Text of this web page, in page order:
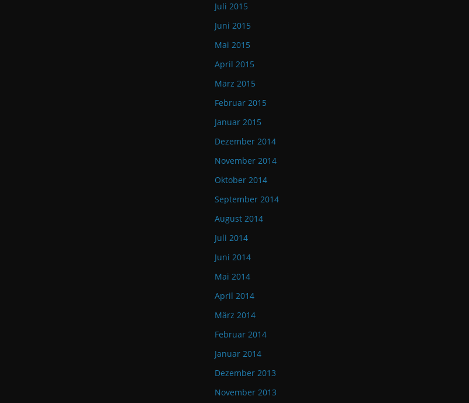
Juli 2015
Juni 2015
Mai 2015
April 2015
März 2015
Februar 2015
Januar 2015
Dezember 2014
November 2014
Oktober 2014
September 2014
August 2014
Juli 2014
Juni 2014
Mai 2014
April 2014
März 2014
Februar 2014
Januar 2014
Dezember 2013
November 2013